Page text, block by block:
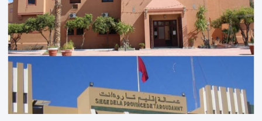
فيها الأحزاب السياسية، إلى ادراج 10 التزامات ضمن برامجها الانتخابية
المنتظرة، في إطار تعاقد سياسي مع المناطق الجبلية والانتقال من
الوعود الانتخابية إلى التزامات عملية […]